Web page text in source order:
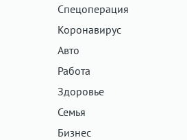
Спецоперация
Коронавирус
Авто
Работа
Здоровье
Семья
Бизнес